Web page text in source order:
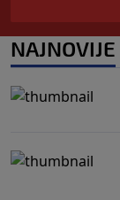
NAJNOVIJE